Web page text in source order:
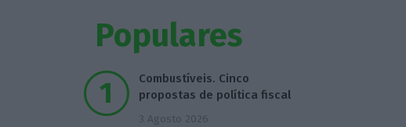
Populares
Combustíveis. Cinco
propostas de política fiscal
3 Agosto 2026